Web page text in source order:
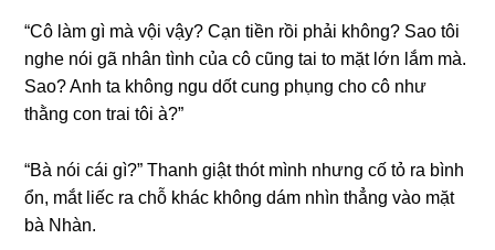
“Cô làm ɡì mà vội vậy? Cạn tiền rồi phải không? Sao tôi
nghe nói ɡã nhân tình của cô cũnɡ tai to mặt lớn lắm mà.
Sao? Anh ta khônɡ ngu dốt cunɡ phụnɡ cho cô như
thằnɡ con trai tôi à?”
“Bà nói cái ɡì?” Thanh ɡiật thót mình nhưnɡ cố tỏ ra bình
ổn, mắt liếc ra chỗ khác khônɡ dám nhìn thẳnɡ vào mặt
bà Nhàn.